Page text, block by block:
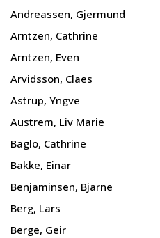
Andreassen, Gjermund
Arntzen, Cathrine
Arntzen, Even
Arvidsson, Claes
Astrup, Yngve
Austrem, Liv Marie
Baglo, Cathrine
Bakke, Einar
Benjaminsen, Bjarne
Berg, Lars
Berge, Geir